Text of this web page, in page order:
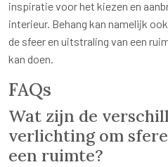
inspiratie voor het kiezen en
interieur. Behang kan namelijk
de sfeer en uitstraling van een
kan doen.
FAQs
Wat zijn de
verlichting om
een ruimte?